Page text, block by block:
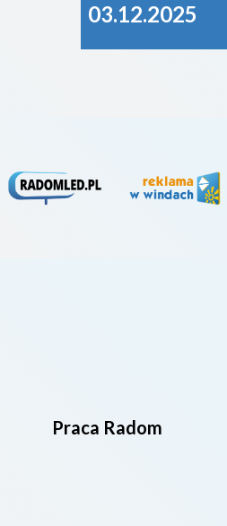
03.12.2025
Praca Radom